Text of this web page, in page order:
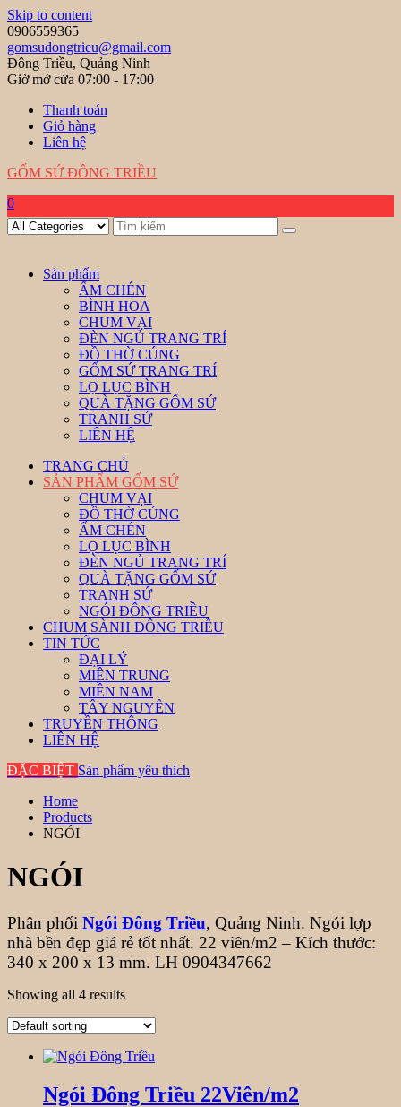
Skip to content
0906559365
gomsudongtrieu@gmail.com
Đông Triều, Quảng Ninh
Giờ mở cửa 07:00 - 17:00
Thanh toán
Giỏ hàng
Liên hệ
GỐM SỨ ĐÔNG TRIỀU
0
Sản phẩm
ẤM CHÉN
BÌNH HOA
CHUM VẠI
ĐÈN NGỦ TRANG TRÍ
ĐỒ THỜ CÚNG
GỐM SỨ TRANG TRÍ
LỌ LỤC BÌNH
QUÀ TẶNG GỐM SỨ
TRANH SỨ
LIÊN HỆ
TRANG CHỦ
SẢN PHẨM GỐM SỨ
CHUM VẠI
ĐỒ THỜ CÚNG
ẤM CHÉN
LỌ LỤC BÌNH
ĐÈN NGỦ TRANG TRÍ
QUÀ TẶNG GỐM SỨ
TRANH SỨ
NGÓI ĐÔNG TRIỀU
CHUM SÀNH ĐÔNG TRIỀU
TIN TỨC
ĐẠI LÝ
MIỀN TRUNG
MIỀN NAM
TÂY NGUYÊN
TRUYỀN THÔNG
LIÊN HỆ
ĐẶC BIỆT Sản phẩm yêu thích
Home
Products
NGÓI
NGÓI
Phân phối Ngói Đông Triều, Quảng Ninh. Ngói lợp
nhà bền đẹp giá rẻ tốt nhất. 22 viên/m2 – Kích thước:
340 x 200 x 13 mm. LH 0904347662
Showing all 4 results
Ngói Đông Triều 22Viên/m2